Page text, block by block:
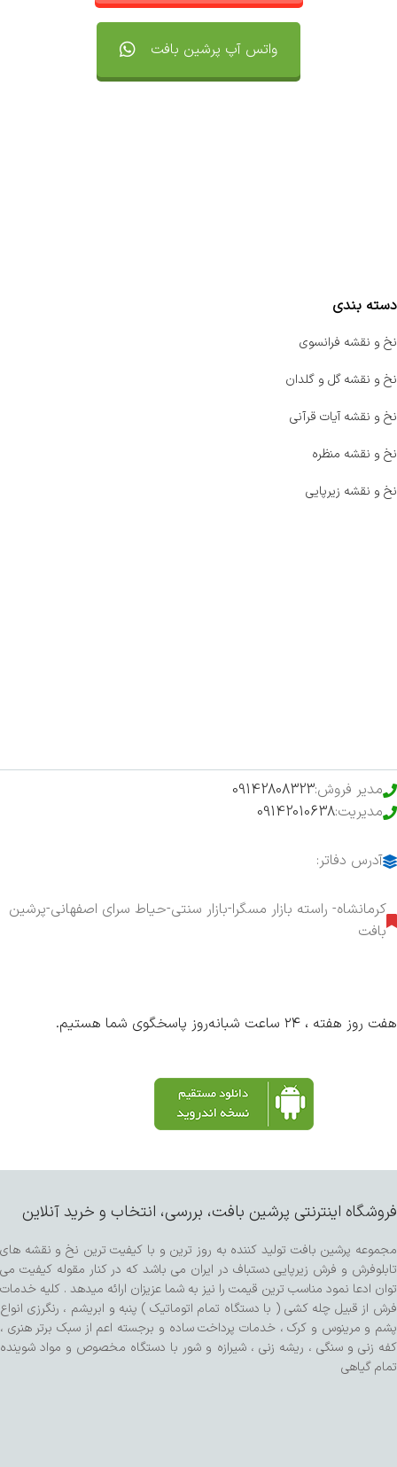
واتس آپ پرشین بافت
دسته بندی
نخ و نقشه فرانسوی
نخ و نقشه گل و گلدان
نخ و نقشه آیات قرآنی
نخ و نقشه منظره
نخ و نقشه زیرپایی
مدیر فروش:09142808323
مدیریت:09142010638
آدرس دفاتر:
کرمانشاه- راسته بازار مسگرا-بازار سنتی-حیاط سرای اصفهانی-پرشین
بافت
هفت روز هفته ، ۲۴ ساعت شبانه‌روز پاسخگوی شما هستیم.
فروشگاه اینترنتی پرشین بافت، بررسی، انتخاب و خرید آنلاین
مجموعه پرشین بافت تولید کننده به روز ترین و با کیفیت ترین نخ و نقشه های
تابلوفرش و فرش زیرپایی دستباف در ایران می باشد که در کنار مقوله کیفیت می
توان ادعا نمود مناسب ترین قیمت را نیز به شما عزیزان ارائه میدهد . کلیه خدمات
فرش از قبیل چله کشی ( با دستگاه تمام اتوماتیک ) پنبه و ابریشم ، رنگرزی انواع
پشم و مرینوس و کرک ، خدمات پرداخت ساده و برجسته اعم از سبک برتر هنری ،
کفه زنی و سنگی ، ریشه زنی ، شیرازه و شور با دستگاه مخصوص و مواد شوینده
تمام گیاهی